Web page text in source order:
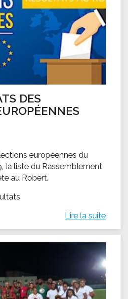
DES
européennes du
la liste du Rassemblement
au Robert.
Lire la suite